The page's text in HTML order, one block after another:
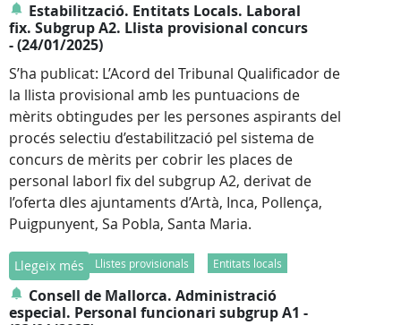
Estabilització. Entitats Locals. Laboral
fix. Subgrup A2. Llista provisional concurs
- (24/01/2025)
S’ha publicat: L’Acord del Tribunal Qualificador de
la llista provisional amb les puntuacions de
mèrits obtingudes per les persones aspirants del
procés selectiu d’estabilització pel sistema de
concurs de mèrits per cobrir les places de
personal laborl fix del subgrup A2, derivat de
l’oferta dles ajuntaments d’Artà, Inca, Pollença,
Puigpunyent, Sa Pobla, Santa Maria.
Llegeix més Llistes provisionals Entitats locals
Consell de Mallorca. Administració
especial. Personal funcionari subgrup A1 -